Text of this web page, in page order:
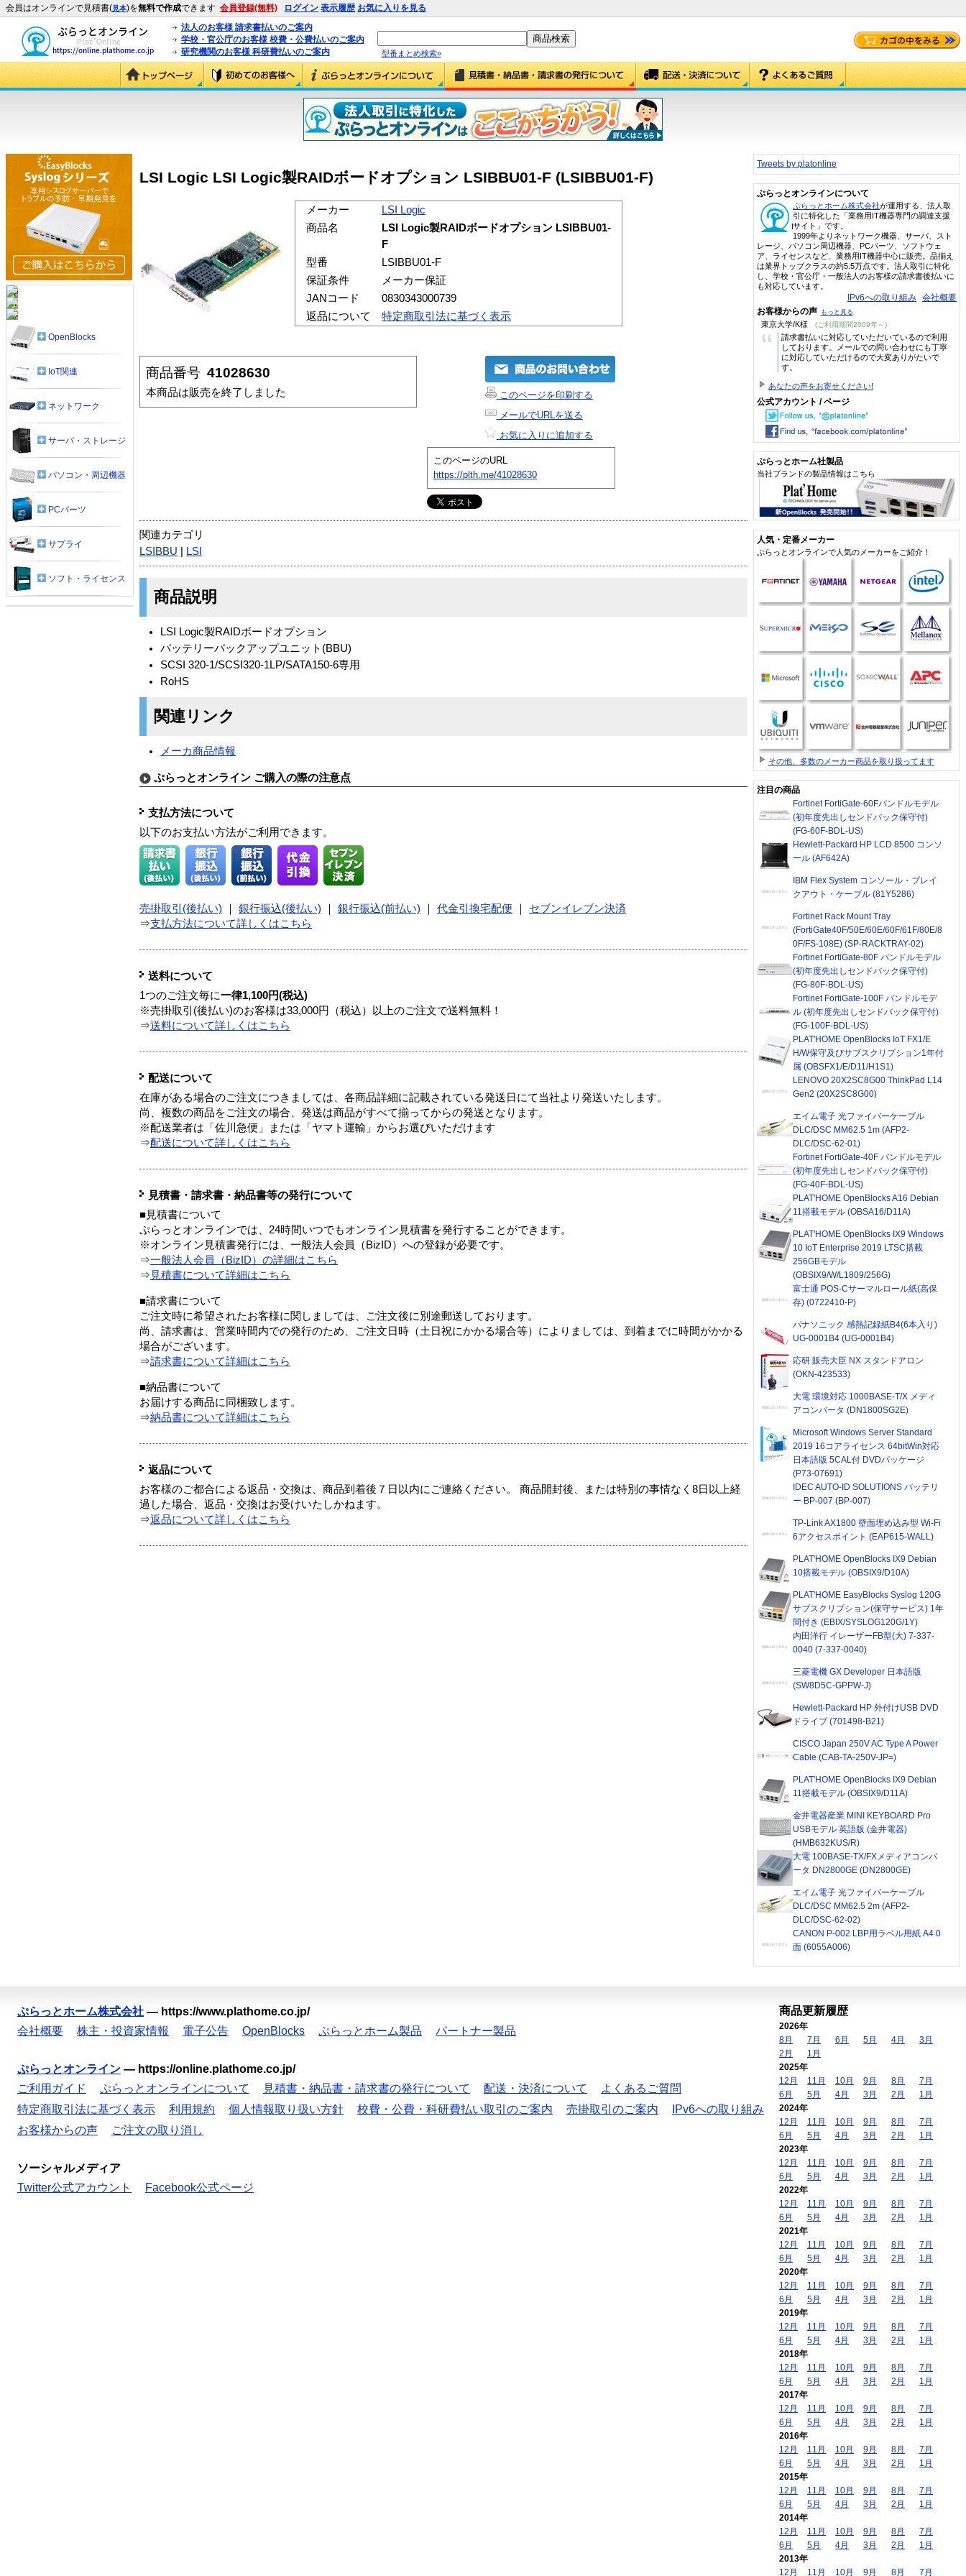
会員はオンラインで見積書(見本)を無料で作成できます 会員登録(無料) ログイン 表示履歴 お気に入りを見る
法人のお客様 請求書払いのご案内
学校・官公庁のお客様 校費・公費払いのご案内
研究機関のお客様 科研費払いのご案内
型番まとめ検索»
LSI Logic LSI Logic製RAIDボードオプション LSIBBU01-F (LSIBBU01-F)
メーカー
LSI Logic
商品名
LSI Logic製RAIDボードオプション LSIBBU01-
F
型番
LSIBBU01-F
保証条件
メーカー保証
JANコード
0830343000739
返品について
特定商取引法に基づく表示
商品番号 41028630
本商品は販売を終了しました
このページを印刷する
メールでURLを送る
お気に入りに追加する
このページのURL
https://plth.me/41028630
関連カテゴリ
LSIBBU
LSI
商品説明
LSI Logic製RAIDボードオプション
バッテリーバックアップユニット(BBU)
SCSI 320-1/SCSI320-1LP/SATA150-6専用
RoHS
関連リンク
メーカ商品情報
ぷらっとオンライン ご購入の際の注意点
支払方法について
以下のお支払い方法がご利用できます。
売掛取引(後払い) 銀行振込(後払い) 銀行振込(前払い) 代金引換宅配便
セブンイレブン決済
⇒支払方法について詳しくはこちら
送料について
1つのご注文毎に一律1,100円(税込)
※売掛取引(後払い)のお客様は33,000円（税込）以上のご注文で送料無料！
⇒送料について詳しくはこちら
配送について
在庫がある場合のご注文につきましては、各商品詳細に記載されている発送日にて当社より発送いたします。
尚、複数の商品をご注文の場合、発送は商品がすべて揃ってからの発送となります。
※配送業者は「佐川急便」または「ヤマト運輸」からお選びいただけます
⇒配送について詳しくはこちら
見積書・請求書・納品書等の発行について
■見積書について
ぷらっとオンラインでは、24時間いつでもオンライン見積書を発行することができます。
※オンライン見積書発行には、一般法人会員（BizID）への登録が必要です。
⇒一般法人会員（BizID）の詳細はこちら
⇒ 見積書について詳細はこちら
■請求書について
ご注文時に希望されたお客様に関しましては、ご注文後に別途郵送しております。
尚、請求書は、営業時間内での発行のため、ご注文日時（土日祝にかかる場合等）によりましては、到着までに時間がかかる
場合がございます。
⇒請求書について詳細はこちら
■納品書について
お届けする商品に同梱致します。
⇒納品書について詳細はこちら
返品について
お客様のご都合による返品・交換は、商品到着後７日以内にご連絡ください。 商品開封後、または特別の事情なく8日以上経
過した場合、返品・交換はお受けいたしかねます。
⇒返品について詳しくはこちら
OpenBlocks
IoT関連
ネットワーク
サーバ・ストレージ
パソコン・周辺機器
PCパーツ
サプライ
ソフト・ライセンス
Tweets by platonline
ぷらっとオンラインについて
ぷらっとホーム株式会社が運用する、法人取
引に特化した「業務用IT機器専門の調達支援
サイト」です。
1999年よりネットワーク機器、サーバ、スト
レージ、パソコン周辺機器、PCパーツ、ソフトウェ
ア、ライセンスなど、業務用IT機器中心に販売。品揃え
は業界トップクラスの約5.5万点です。法人取引に特化
し、学校・官公庁・一般法人のお客様の請求書後払いに
も対応しています。
IPv6への取り組み 会社概要
お客様からの声 もっと見る
東京大学/K様 (ご利用期間2009年～)
“
請求書払いに対応していただいているので利用
しております。メールでの問い合わせにも丁寧
に対応していただけるので大変ありがたいで
す。
あなたの声をお寄せください!
公式アカウント / ページ
ぷらっとホーム社製品
当社ブランドの製品情報はこちら
人気・定番メーカー
ぷらっとオンラインで人気のメーカーをご紹介！
その他、多数のメーカー商品を取り扱ってます
注目の商品
Fortinet FortiGate-60Fバンドルモデル
(初年度先出しセンドバック保守付)
(FG-60F-BDL-US)
Hewlett-Packard HP LCD 8500 コンソ
ール (AF642A)
IBM Flex System コンソール・ブレイ
クアウト・ケーブル (81Y5286)
Fortinet Rack Mount Tray
(FortiGate40F/50E/60E/60F/61F/80E/8
0F/FS-108E) (SP-RACKTRAY-02)
Fortinet FortiGate-80F バンドルモデル
(初年度先出しセンドバック保守付)
(FG-80F-BDL-US)
Fortinet FortiGate-100F バンドルモデ
ル (初年度先出しセンドバック保守付)
(FG-100F-BDL-US)
PLAT'HOME OpenBlocks IoT FX1/E
H/W保守及びサブスクリプション1年付
属 (OBSFX1/E/D11/H1S1)
LENOVO 20X2SC8G00 ThinkPad L14
Gen2 (20X2SC8G00)
エイム電子 光ファイバーケーブル
DLC/DSC MM62.5 1m (AFP2-
DLC/DSC-62-01)
Fortinet FortiGate-40F バンドルモデル
(初年度先出しセンドバック保守付)
(FG-40F-BDL-US)
PLAT'HOME OpenBlocks A16 Debian
11搭載モデル (OBSA16/D11A)
PLAT'HOME OpenBlocks IX9 Windows
10 IoT Enterprise 2019 LTSC搭載
256GBモデル
(OBSIX9/W/L1809/256G)
富士通 POS-Cサーマルロール紙(高保
存) (0722410-P)
パナソニック 感熱記録紙B4(6本入り)
UG-0001B4 (UG-0001B4)
応研 販売大臣 NX スタンドアロン
(OKN-423533)
大電 環境対応 1000BASE-T/X メディ
アコンバータ (DN1800SG2E)
Microsoft Windows Server Standard
2019 16コアライセンス 64bitWin対応
日本語版 5CAL付 DVDパッケージ
(P73-07691)
IDEC AUTO-ID SOLUTIONS バッテリ
ー BP-007 (BP-007)
TP-Link AX1800 壁面埋め込み型 Wi-Fi
6アクセスポイント (EAP615-WALL)
PLAT'HOME OpenBlocks IX9 Debian
10搭載モデル (OBSIX9/D10A)
PLAT'HOME EasyBlocks Syslog 120G
サブスクリプション(保守サービス) 1年
間付き (EBIX/SYSLOG120G/1Y)
内田洋行 イレーザーFB型(大) 7-337-
0040 (7-337-0040)
三菱電機 GX Developer 日本語版
(SW8D5C-GPPW-J)
Hewlett-Packard HP 外付けUSB DVD
ドライブ (701498-B21)
CISCO Japan 250V AC Type A Power
Cable (CAB-TA-250V-JP=)
PLAT'HOME OpenBlocks IX9 Debian
11搭載モデル (OBSIX9/D11A)
金井電器産業 MINI KEYBOARD Pro
USBモデル 英語版 (金井電器)
(HMB632KUS/R)
大電 100BASE-TX/FXメディアコンバ
ータ DN2800GE (DN2800GE)
エイム電子 光ファイバーケーブル
DLC/DSC MM62.5 2m (AFP2-
DLC/DSC-62-02)
CANON P-002 LBP用ラベル用紙 A4 0
面 (6055A006)
ぷらっとホーム株式会社 — https://www.plathome.co.jp/
会社概要
株主・投資家情報 電子公告 OpenBlocks ぷらっとホーム製品 パートナー製品
ぷらっとオンライン — https://online.plathome.co.jp/
ご利用ガイド
ぷらっとオンラインについて 見積書・納品書・請求書の発行について 配送・決済について
よくあるご質問
特定商取引法に基づく表示
利用規約 個人情報取り扱い方針 校費・公費・科研費払い取引のご案内 売掛取引のご案内
IPv6への取り組み
お客様からの声
ご注文の取り消し
ソーシャルメディア
Twitter公式アカウント
Facebook公式ページ
商品更新履歴
2026年
8月
7月 6月 5月 4月
3月
2月
1月
2025年
12月
11月 10月 9月 8月
7月
6月
5月 4月 3月 2月
1月
2024年
12月
11月 10月 9月 8月
7月
6月
5月 4月 3月 2月
1月
2023年
12月
11月 10月 9月 8月
7月
6月
5月 4月 3月 2月
1月
2022年
12月
11月 10月 9月 8月
7月
6月
5月 4月 3月 2月
1月
2021年
12月
11月 10月 9月 8月
7月
6月
5月 4月 3月 2月
1月
2020年
12月
11月 10月 9月 8月
7月
6月
5月 4月 3月 2月
1月
2019年
12月
11月 10月 9月 8月
7月
6月
5月 4月 3月 2月
1月
2018年
12月
11月 10月 9月 8月
7月
6月
5月 4月 3月 2月
1月
2017年
12月
11月 10月 9月 8月
7月
6月
5月 4月 3月 2月
1月
2016年
12月
11月 10月 9月 8月
7月
6月
5月 4月 3月 2月
1月
2015年
12月
11月 10月 9月 8月
7月
6月
5月 4月 3月 2月
1月
2014年
12月
11月 10月 9月 8月
7月
6月
5月 4月 3月 2月
1月
2013年
12月
11月 10月 9月 8月 7月